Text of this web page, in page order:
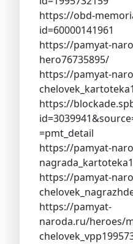
https://obd-
id=60000141961
https://pamyat-
hero76735895/
https://pamyat-
https://
=pmt_detail
https://pamyat-
https://pamyat-
https://pamyat-
naroda.ru/heroes/